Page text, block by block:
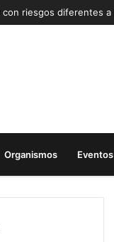
Organismos Eventos